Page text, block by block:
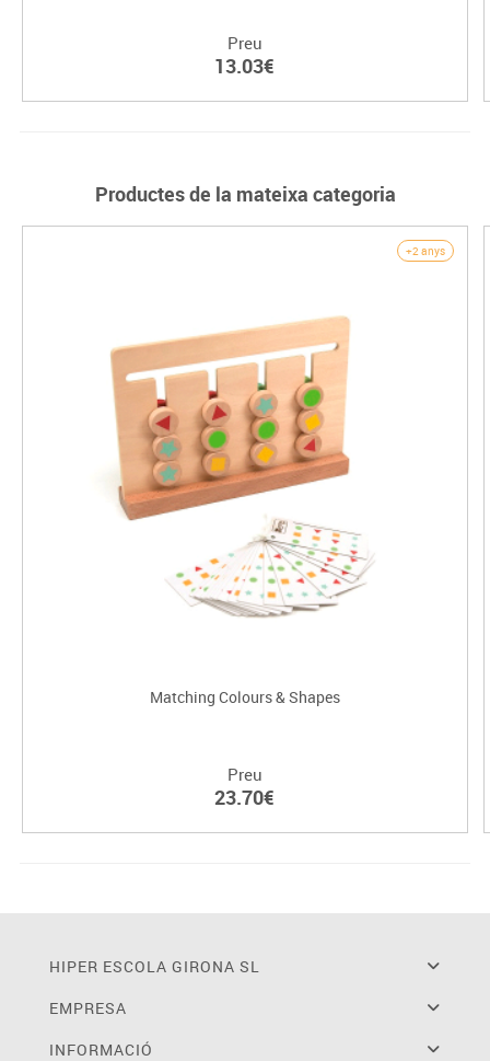
Preu
13.03€
Productes de la mateixa categoria
+2 anys
Matching Colours & Shapes
Preu
23.70€
HIPER ESCOLA GIRONA SL
EMPRESA
INFORMACIÓ